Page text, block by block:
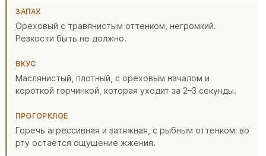
ЗАПАХ
Ореховый с травянистым оттенком, негромкий.
Резкости быть не должно.
ВКУС
Маслянистый, плотный, с ореховым началом и
короткой горчинкой, которая уходит за 2–3 секунды.
ПРОГОРКЛОЕ
Горечь агрессивная и затяжная, с рыбным оттенком; во
рту остаётся ощущение жжения.